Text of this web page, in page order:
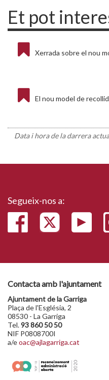
Et pot
Xerrada sobre el nou
El nou model de
Data i hora de la darrera
Segueix-nos a:
Contacta amb l'ajuntament
Ajuntament de la Garriga
Plaça de l'Església, 2
08530 - La Garriga
Tel.93 860 50 50
NIF P0808700I
a/eoac@ajlagarriga.cat